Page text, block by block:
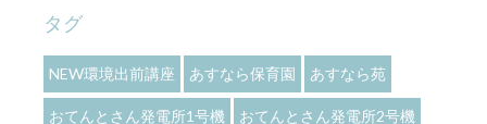
タグ
NEW環境出前講座 あすなら保育園 あすなら苑
おてんとさん発電所1号機 おてんとさん発電所2号機